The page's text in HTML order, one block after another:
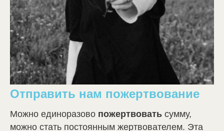
Отправить нам пожертвование
Можно единоразово пожертвовать сумму,
можно стать постоянным жертвователем. Эта